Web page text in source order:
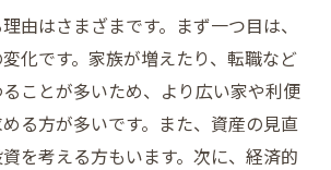
由はさまざまです。まず一つ目は、
化です。家族が増えたり、転職など
ことが多いため、より広い家や利便
る方が多いです。また、資産の見直
を考える方もいます。次に、経済的